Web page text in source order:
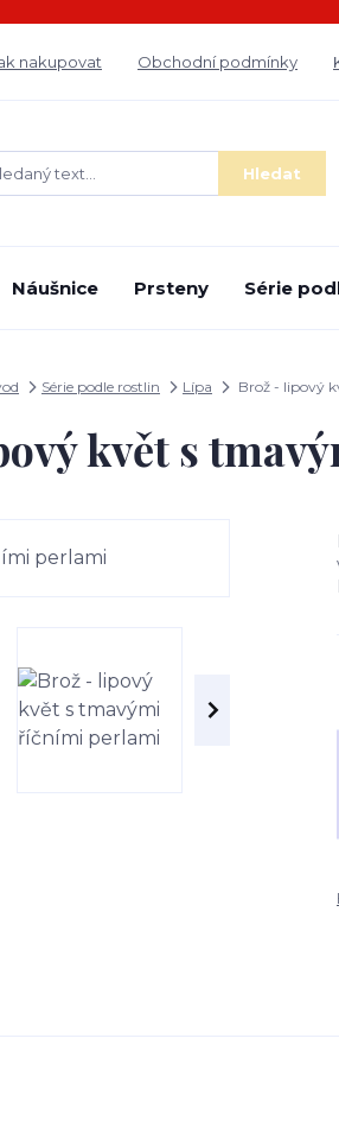
nakupovat Obchodní podmínky
Hledat
Náušnice Prsteny Série
Série podle rostlin Lípa Brož - lipový
květ s